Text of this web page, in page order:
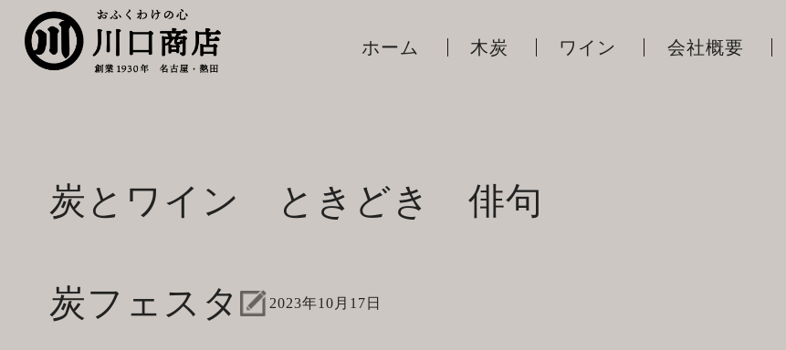
ホーム 木炭 ワイン 会社概要
炭とワイン ときどき 俳句
炭フェスタ 2023年10月17日